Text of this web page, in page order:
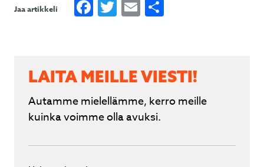
Jaa artikkeli Facebook
Twitter
Email
LAITA MEILLE VIESTI!
Autamme mielellämme, kerro meille
kuinka voimme olla avuksi.